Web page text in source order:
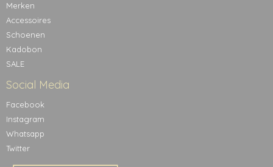
Merken
Accessoires
Schoenen
Kadobon
SALE
Social Media
Facebook
Instagram
Whatsapp
Twitter